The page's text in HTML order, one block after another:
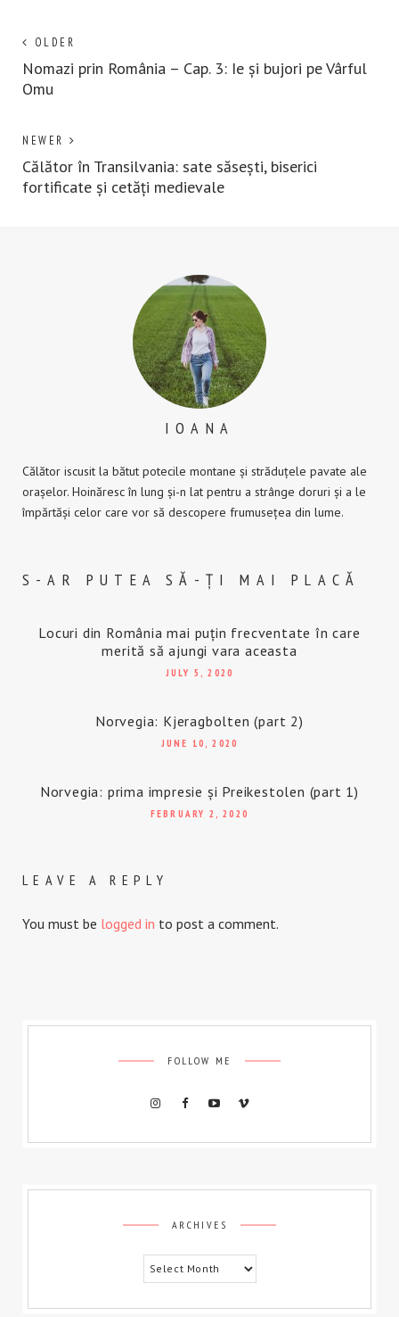
Post
navigation
OLDER
post:
Nomazi prin România – Cap. 3: Ie și bujori pe Vârful
Omu
NEWER
post:
Călător în Transilvania: sate săsești, biserici
fortificate și cetăți medievale
IOANA
Călător iscusit la bătut potecile montane și străduțele pavate ale
orașelor. Hoinăresc în lung și-n lat pentru a strânge doruri și a le
împărtăși celor care vor să descopere frumusețea din lume.
S-AR PUTEA SĂ-ȚI MAI PLACĂ
Locuri din România mai puțin frecventate în care
merită să ajungi vara aceasta
JULY 5, 2020
Norvegia: Kjeragbolten (part 2)
JUNE 10, 2020
Norvegia: prima impresie și Preikestolen (part 1)
FEBRUARY 2, 2020
LEAVE A REPLY
You must be logged in to post a comment.
FOLLOW ME
ARCHIVES Archives